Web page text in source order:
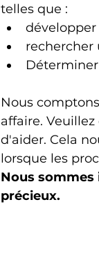
telles que :
rechercher
Nous
affaire.
d'aider. Cela
lorsque les
Nous sommes
précieux.